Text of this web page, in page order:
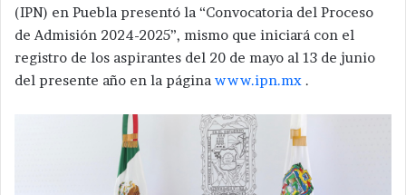
(IPN) en Puebla presentó la “Convocatoria del Proceso
de Admisión 2024-2025”, mismo que iniciará con el
registro de los aspirantes del 20 de mayo al 13 de junio
del presente año en la página www.ipn.mx .